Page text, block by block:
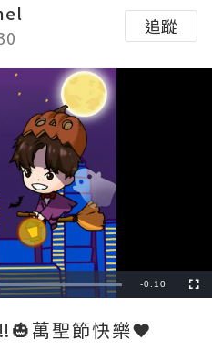
追蹤
Loaded:
100.00%
Remaining
-0:10
萬聖節快樂❤️